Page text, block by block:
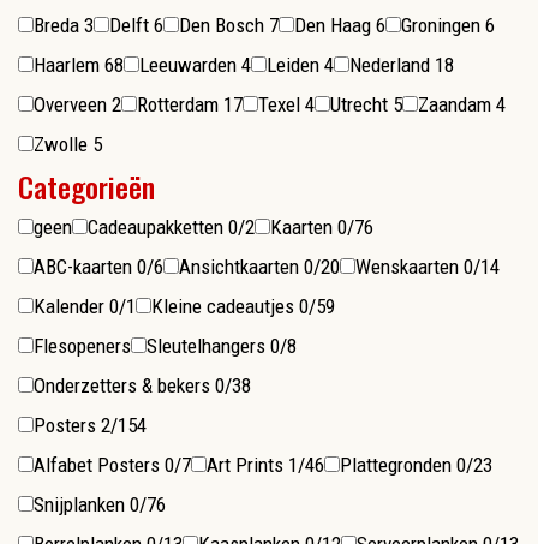
Breda 3 Delft 6 Den Bosch 7 Den Haag 6 Groningen 6
Haarlem 68 Leeuwarden 4 Leiden 4 Nederland 18
Overveen 2 Rotterdam 17 Texel 4 Utrecht 5 Zaandam 4
Zwolle 5
Categorieën
geen Cadeaupakketten 0/2 Kaarten 0/76
ABC-kaarten 0/6 Ansichtkaarten 0/20 Wenskaarten 0/14
Kalender 0/1 Kleine cadeautjes 0/59
Flesopeners
Sleutelhangers 0/8
Onderzetters & bekers 0/38
Posters 2/154
Alfabet Posters 0/7 Art Prints 1/46 Plattegronden 0/23
Snijplanken 0/76